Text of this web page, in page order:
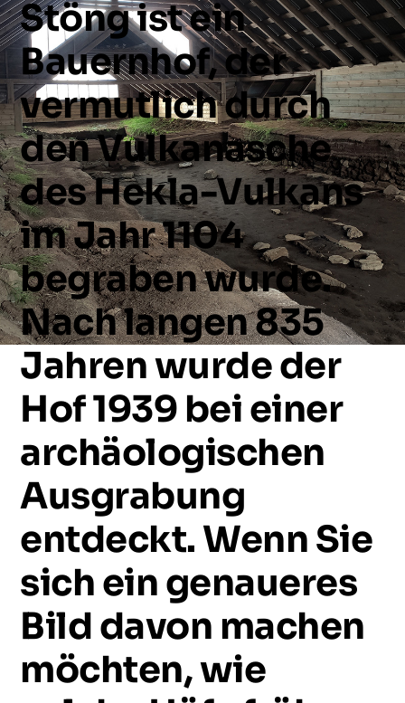
Stöngistein
Bauernhof,der
vermutlichdurch
denVulkanasche
desHekla-Vulkans
imJahr1104
begrabenwurde.
Nachlangen835
Jahrenwurdeder
Hof1939 beieiner
archäologischen
Ausgrabung
entdeckt.WennSie
sicheingenaueres
Bilddavon machen
möchten,wie